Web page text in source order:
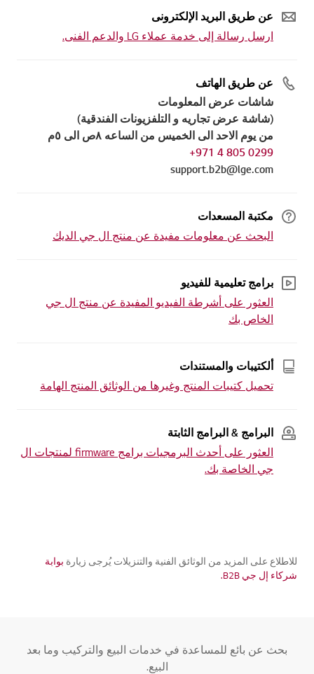
عن طريق البريد الإلكترونى
ارسل رسالة إلى خدمة عملاء LG والدعم الفنى.
عن طريق الهاتف
شاشات عرض المعلومات
(شاشة عرض تجاريه و التلفزيونات الفندقية)
من يوم الاحد الى الخميس من الساعه ٨ص الى ٥م
0299 805 4 971+
support.b2b@lge.com
مكتبة المسعدات
البحث عن معلومات مفيدة عن منتج ال جي الديك
برامج تعليمية للفيديو
العثور على أشرطة الفيديو المفيدة عن منتج ال جي
الخاص بك
ألكتيبات والمستندات
تحميل كتيبات المنتج وغيرها من الوثائق المنتج الهامة
البرامج & البرامج الثابتة
العثور على أحدث البرمجيات برامج firmware لمنتجات ال
جي الخاصة بك.
للاطلاع على المزيد من الوثائق الفنية والتنزيلات يُرجى زيارة بوابة
شركاء إل جي B2B.
بحث عن بائع للمساعدة في خدمات البيع والتركيب وما بعد
البيع.